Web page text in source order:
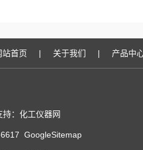
站首页 | 关于我们 | 产品中
持：化工仪器网
GoogleSitemap